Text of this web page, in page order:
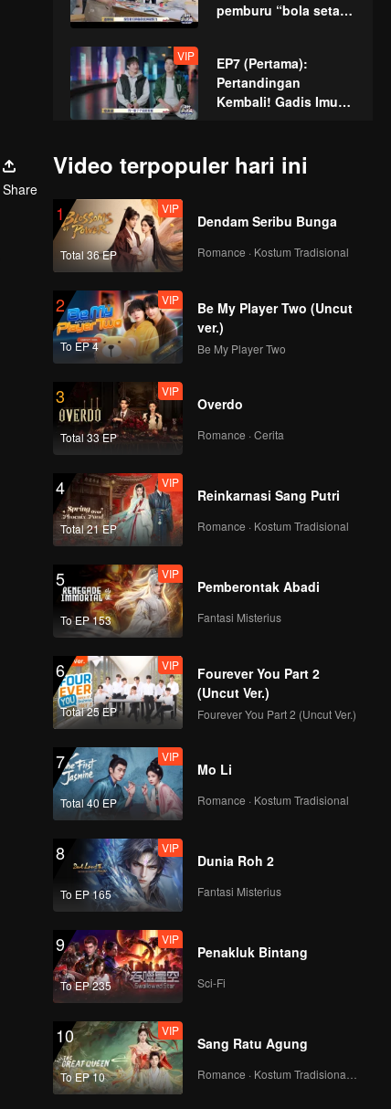
pemburu “bola setan”
VIP
EP7 (Pertama):
Pertandingan
Kembali! Gadis Imut
Pakaian Antariksa
EP7 (Akhir): Zhang
Xindong mengangkat
satu tangan,
membuat semua
pemain terkejut.
VIP
EP8 (Pertama): Final
“Mengubur Diri
Sendiri”
VIP
EP8 (Akhir): Raja
Permainan Petak-
Xindong Akhirnya
Kalah di Detik
Terakhir
VIP
Cerita tambahan: Para
lain! Ahli parkour
tersebut langsung
kolaps di tempat.
Share
Video terpopuler hari ini
1
Total 36 EP
VIP
Dendam Seribu Bunga
Romance · Kostum Tradisional
2
To EP 4
VIP
Be My Player Two (Uncut
ver.)
Be My Player Two
3
Total 33 EP
VIP
Overdo
Romance · Cerita
4
Total 21 EP
VIP
Reinkarnasi Sang Putri
Romance · Kostum Tradisional
5
To EP 153
VIP
Pemberontak Abadi
Fantasi Misterius
6
Total 25 EP
VIP
Fourever You Part 2
(Uncut Ver.)
Fourever You Part 2 (Uncut Ver.)
7
Total 40 EP
VIP
Mo Li
Romance · Kostum Tradisional
8
To EP 165
VIP
Dunia Roh 2
Fantasi Misterius
9
To EP 235
VIP
Penakluk Bintang
Sci-Fi
10
To EP 10
VIP
Sang Ratu Agung